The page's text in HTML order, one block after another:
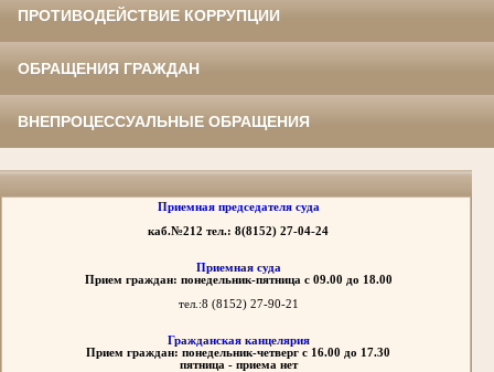
ПРОТИВОДЕЙСТВИЕ КОРРУПЦИИ
ОБРАЩЕНИЯ ГРАЖДАН
ВНЕПРОЦЕССУАЛЬНЫЕ ОБРАЩЕНИЯ
Приемная председателя суда
каб.№212 тел.: 8(8152) 27-04-24
Приемная суда
Прием граждан: понедельник-пятница с 09.00 до 18.00
тел.:8 (8152) 27-90-21
Гражданская канцелярия
Прием граждан: понедельник-четверг с 16.00 до 17.30
пятница - приема нет